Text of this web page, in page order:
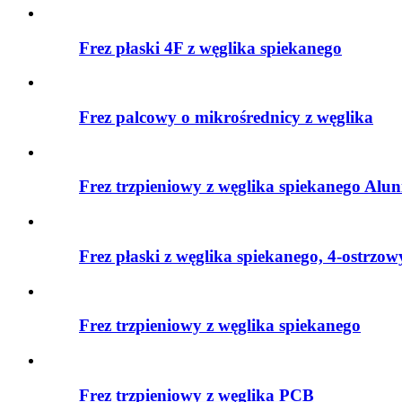
Frez płaski 4F z węglika spiekanego
Frez palcowy o mikrośrednicy z węglika
Frez trzpieniowy z węglika spiekanego
Frez płaski z węglika spiekanego, 4-
Frez trzpieniowy z węglika spiekanego
Frez trzpieniowy z węglika PCB